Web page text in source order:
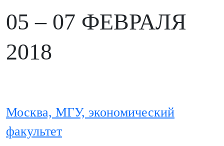
05 – 07 ФЕВРАЛЯ
2018
Москва, МГУ, экономический
факультет